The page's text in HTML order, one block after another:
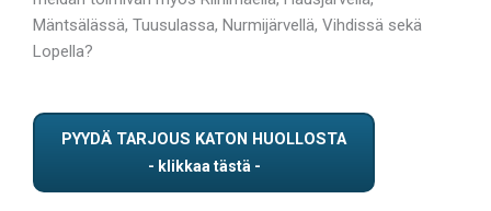
Mäntsälässä, Tuusulassa, Nurmijärvellä, Vihdissä sekä
Lopella?
PYYDÄ TARJOUS KATON HUOLLOSTA